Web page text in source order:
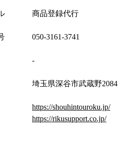
商品登録代行
050-3161-3741
-
埼玉県深谷市武蔵野2084
https://shouhintouroku.jp/
https://rikusupport.co.jp/